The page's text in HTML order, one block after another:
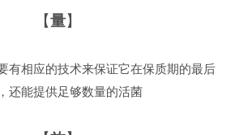
【量】
有相应的技术来保证它在保质期的最后
还能提供足够数量的活菌